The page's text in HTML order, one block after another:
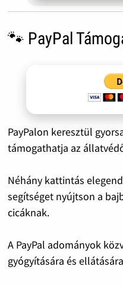
🐾 PayPal
PayPalon keresztül
támogathatja az
Néhány kattintás
segítséget nyújtson a
cicáknak.
A PayPal adományok
gyógyítására és